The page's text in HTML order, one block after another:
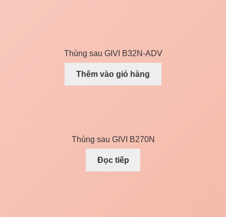
Thùng sau GIVI B32N-ADV
Thêm vào giỏ hàng
Thùng sau GIVI B270N
Đọc tiếp